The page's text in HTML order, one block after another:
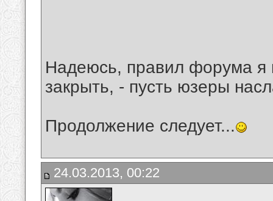
Надеюсь, правил форума я
закрыть, - пусть юзеры
Продолжение следует...
24.03.2013, 00:22